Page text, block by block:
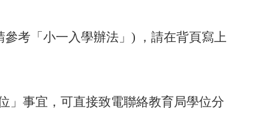
參考「小一入學辦法」)
，請在背頁寫上
」事宜，可直接致電聯絡教育局學位分